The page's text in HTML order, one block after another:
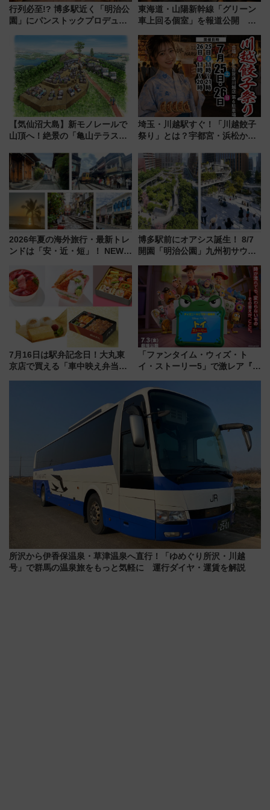
行列必至!? 博多駅近く「明治公
園」にパンストックプロデュー
オープン 秋からはビストロ営業
も！
東海道・山陽新幹線「グリーン
車上回る個室」を報道公開 プ
【気仙沼大島】新モノレールで
山頂へ！絶景の「亀山テラス
暇村のお得な日帰りプランも登
場
埼玉・川越駅すぐ！「川越餃子
祭り」とは？宇都宮・浜松から
を食べ比べ【7月25日・26日開
催】
2026年夏の海外旅行・最新トレ
ンドは「安・近・短」！ NEWT
渡航先TOP5とは？ 円安時代の
旅行術
博多駅前にオアシス誕生！ 8/7
開園「明治公園」九州初サウナ
品グルメ登場で駅前の過ごし方
はどう変わる？
7月16日は駅弁記念日！大丸東
京店で買える「車中映え弁当」
「ファンタイム・ウィズ・ト
イ・ストーリー5」で激レア『ロ
デコレーションも徹底解説
所沢から伊香保温泉・草津温泉へ直行！「ゆめぐり所沢・川越
号」で群馬の温泉旅をもっと気軽に 運行ダイヤ・運賃を解説